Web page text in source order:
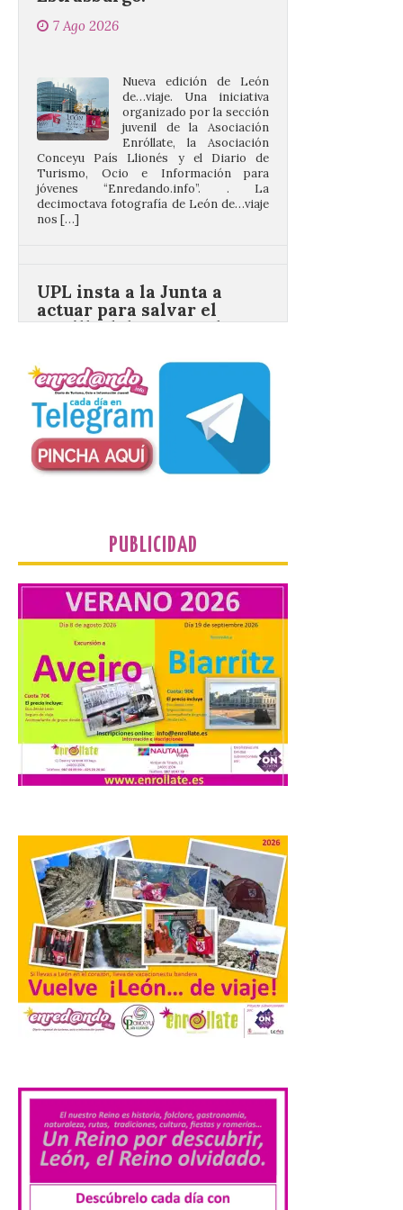
Enróllate, la Asociación
Conceyu País Llionés y el Diario de
Turismo, Ocio e Información para
jóvenes “Enredando.info”. . La
decimoctava fotografía de León de…viaje
nos […]
BIC en estado de ruina
7 Ago 2026
Un Bien de Interés
Cultural abandonado
desde 1949. Los
procuradores leonesistas
plantean que la Junta
contacte cuanto antes con los
propietarios para exigirles medidas
La Universidad de León
distribuye folletos con la
programación del evento
del eclipse solar que
organiza con la ESA y el
Ayuntamiento
7 Ago 2026
Los materiales ya pueden
recogerse gratuitamente
del programa del evento, una guía
práctica con recomendaciones
elaboradas por especialistas para
observar el eclipse con seguridad León, 7
de agosto de 2026. La programación […]
Laciana comienza su
programación para
disfrutar el eclipse total
del 12 de agosto
Durante los días 1 y 2 de
agosto, tanto el público
infantil como el adulto
pudo disfrutar de un
en el polideportivo municipal, con pases
de mañana dedicados preferentemente al
PUBLICIDAD